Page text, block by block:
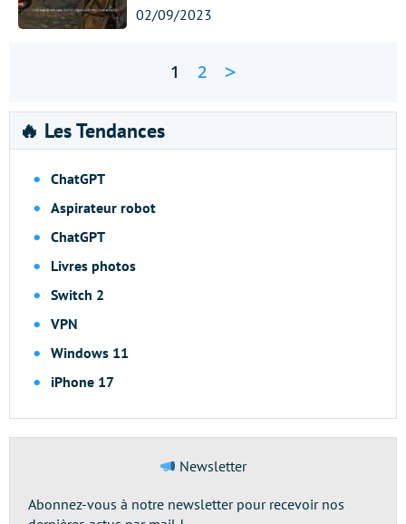
02/09/2023
1 2 >
🔥 Les Tendances
ChatGPT
Aspirateur robot
ChatGPT
Livres photos
Switch 2
VPN
Windows 11
iPhone 17
Newsletter
Abonnez-vous à notre newsletter pour recevoir nos